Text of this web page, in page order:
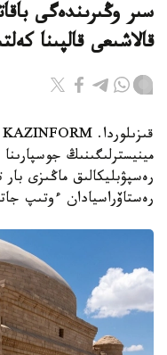
سىر وڭىرىندەگى
قالاشىعى قالپىنا
مينيسترلىگىنىڭ
رەسپۋبليكالىق ماڭىزى
رەستاۆراسيادان ءوتىپ